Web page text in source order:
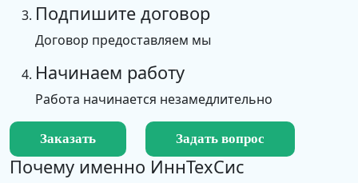
Подпишите договор
Договор предоставляем мы
Начинаем работу
Работа начинается незамедлительно
Заказать Задать вопрос
Почему именно ИннТехСис